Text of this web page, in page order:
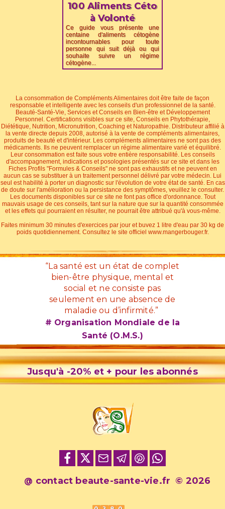
100 Aliments Céto
à Volonté
Ce guide vous présente une
centaine d'aliments cétogène
incontournables pour toute
personne qui suit déjà ou qui
souhaite suivre un régime
cétogène...
La consommation de Compléments Alimentaires doit être faite de façon
responsable et intelligente avec les conseils d'un professionnel de la santé.
Beauté-Santé-Vie, Services et Conseils en Bien-être et Développement
Personnel. Certifications visibles sur ce site, Conseils en Phytothérapie,
Diététique, Nutrition, Micronutrition, Coaching et Naturopathie. Distributeur affilié à
la vente directe depuis 2008, autorisé à la vente de compléments alimentaires,
produits de beauté et d'intérieur. Les compléments alimentaires ne sont pas des
médicaments. Ils ne peuvent remplacer un régime alimentaire varié et équilibré.
Leur consommation est faite sous votre entière responsabilité. Les conseils
d'accompagnement, indications et posologies présentés sur ce site et dans les
Fiches Profils "Formules & Conseils" ne sont pas exhaustifs et ne peuvent en
aucun cas se substituer à un traitement personnel délivré par votre médecin. Lui
seul est habilité à porter un diagnostic sur l'évolution de votre état de santé. En cas
de doute sur l'amélioration ou la persistance des symptômes, veuillez le consulter.
Les documents disponibles sur ce site ne font pas office d'ordonnance. Tout
mauvais usage de ces conseils, tant sur la nature que sur la quantité consommée
et les effets qui pourraient en résulter, ne pourrait être attribué qu'à vous-même.
Faites minimum 30 minutes d'exercices par jour et buvez 1 litre d'eau par 30 kg de
poids quotidiennement. Consultez le site officiel www.mangerbouger.fr.
“La santé est un état de complet
bien-être physique, mental et
social et ne consiste pas
seulement en une absence de
maladie ou d’infirmité.”
# Organisation Mondiale de la
Santé (O.M.S.)
Jusqu'à -20% et + pour les abonnés
@ contact beaute-sante-vie.fr © 2026